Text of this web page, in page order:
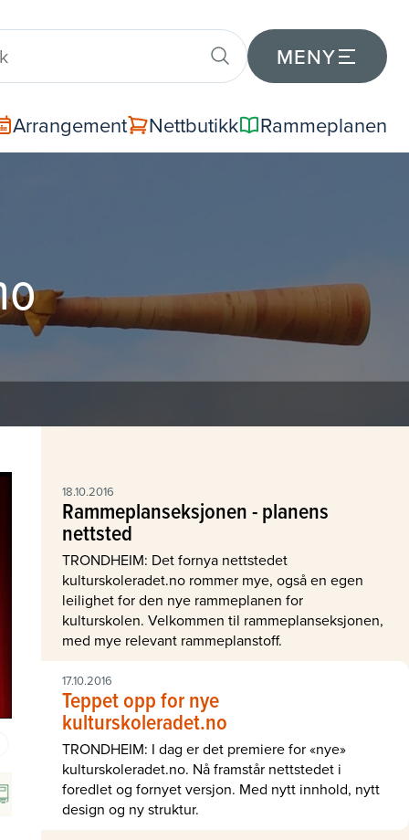
MENY
Arrangement Nettbutikk Rammeplanen
18.10.2016
Rammeplanseksjonen - planens
nettsted
TRONDHEIM: Det fornya nettstedet
kulturskoleradet.no rommer mye, også en egen
leilighet for den nye rammeplanen for
kulturskolen. Velkommen til rammeplanseksjonen,
med mye relevant rammeplanstoff.
17.10.2016
Teppet opp for nye
kulturskoleradet.no
TRONDHEIM: I dag er det premiere for «nye»
kulturskoleradet.no. Nå framstår nettstedet i
foredlet og fornyet versjon. Med nytt innhold, nytt
design og ny struktur.